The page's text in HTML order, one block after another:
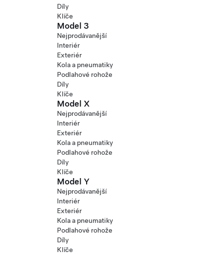
Díly
Klíče
Model 3
Nejprodávanější
Interiér
Exteriér
Kola a pneumatiky
Podlahové rohože
Díly
Klíče
Model X
Nejprodávanější
Interiér
Exteriér
Kola a pneumatiky
Podlahové rohože
Díly
Klíče
Model Y
Nejprodávanější
Interiér
Exteriér
Kola a pneumatiky
Podlahové rohože
Díly
Klíče